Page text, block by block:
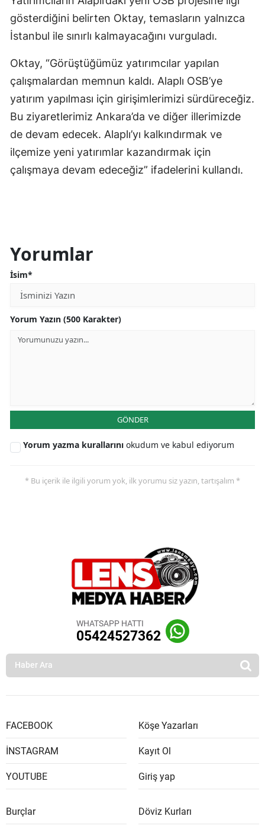
gösterdiğini belirten Oktay, temasların yalnızca
İstanbul ile sınırlı kalmayacağını vurguladı.
Oktay, “Görüştüğümüz yatırımcılar yapılan
çalışmalardan memnun kaldı. Alaplı OSB’ye
yatırım yapılması için girişimlerimizi sürdüreceğiz.
Bu ziyaretlerimiz Ankara’da ve diğer illerimizde
de devam edecek. Alaplı’yı kalkındırmak ve
ilçemize yeni yatırımlar kazandırmak için
çalışmaya devam edeceğiz” ifadelerini kullandı.
Yorumlar
İsim*
Yorum Yazın (500 Karakter)
GÖNDER
Yorum yazma kurallarını okudum ve kabul ediyorum
* Bu içerik ile ilgili yorum yok, ilk yorumu siz yazın, tartışalım *
WHATSAPP HATTI
05424527362
FACEBOOK
İNSTAGRAM
YOUTUBE
Köşe Yazarları
Kayıt Ol
Giriş yap
Burçlar Döviz Kurları